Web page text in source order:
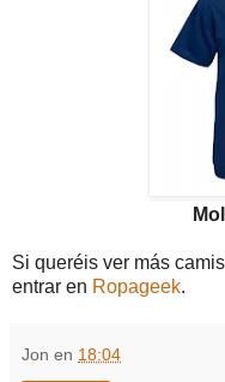
Si queréis ver más
entrar en Ropageek.
Jon en 18:04